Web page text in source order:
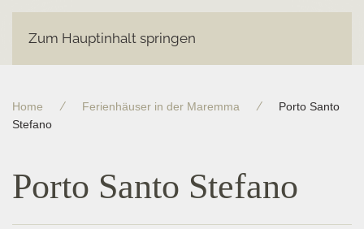
Zum Hauptinhalt springen
Home Ferienhäuser in der Maremma
Porto Santo
Stefano
Porto Santo Stefano